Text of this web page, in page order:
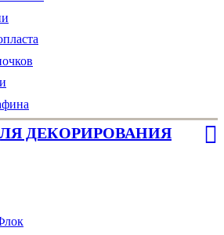
ДЕКОРИРОВАНИЯ